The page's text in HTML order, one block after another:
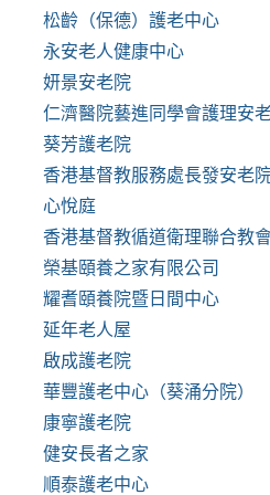
松齡（保德）護老中心
永安老人健康中心
妍景安老院
仁濟醫院藝進同學會護理安
葵芳護老院
香港基督教服務處長發安老
心悅庭
香港基督教循道衛理聯合教
榮基頤養之家有限公司
耀耆頤養院暨日間中心
延年老人屋
啟成護老院
華豐護老中心（葵涌分院）
康寧護老院
健安長者之家
順泰護老中心